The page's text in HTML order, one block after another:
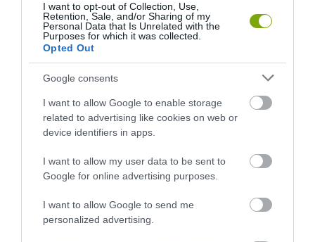
I want to opt-out of Collection, Use,
Retention, Sale, and/or Sharing of my
Personal Data that Is Unrelated with the
Purposes for which it was collected.
Opted Out
Google consents
I want to allow Google to enable storage
related to advertising like cookies on web or
device identifiers in apps.
I want to allow my user data to be sent to
Google for online advertising purposes.
I want to allow Google to send me
personalized advertising.
KIRÁNDULÁS PANNONHALMA
KÖRNYÉKÉN: TERMÉSZET,
TALÁLKOZÁSA
HŐKUPOLA MAGYARORSZÁG
ALATTA A TERMÉSZETTEL?